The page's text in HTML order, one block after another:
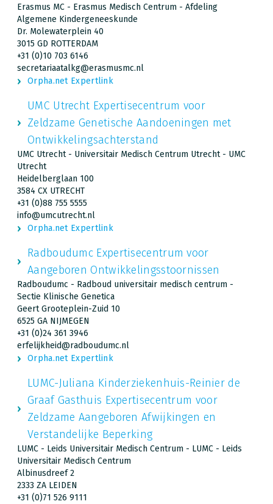
Erasmus MC - Erasmus Medisch Centrum - Afdeling
Algemene Kindergeneeskunde
Dr. Molewaterplein 40
3015 GD ROTTERDAM
+31 (0)10 703 6146
secretariaatalkg@erasmusmc.nl
Orpha.net Expertlink
UMC Utrecht Expertisecentrum voor
Zeldzame Genetische Aandoeningen met
Ontwikkelingsachterstand
UMC Utrecht - Universitair Medisch Centrum Utrecht - UMC
Utrecht
Heidelberglaan 100
3584 CX UTRECHT
+31 (0)88 755 5555
info@umcutrecht.nl
Orpha.net Expertlink
Radboudumc Expertisecentrum voor
Aangeboren Ontwikkelingsstoornissen
Radboudumc - Radboud universitair medisch centrum -
Sectie Klinische Genetica
Geert Grooteplein-Zuid 10
6525 GA NIJMEGEN
+31 (0)24 361 3946
erfelijkheid@radboudumc.nl
Orpha.net Expertlink
LUMC-Juliana Kinderziekenhuis-Reinier de
Graaf Gasthuis Expertisecentrum voor
Zeldzame Aangeboren Afwijkingen en
Verstandelijke Beperking
LUMC - Leids Universitair Medisch Centrum - LUMC - Leids
Universitair Medisch Centrum
Albinusdreef 2
2333 ZA LEIDEN
+31 (0)71 526 9111